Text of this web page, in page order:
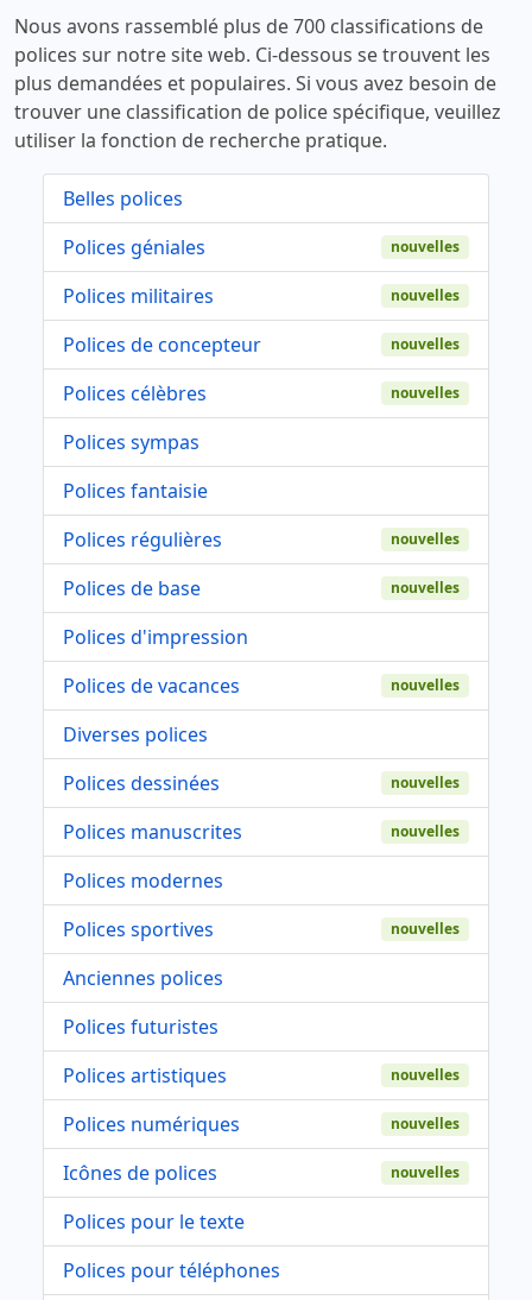
Nous avons rassemblé plus de 700 classifications de
polices sur notre site web. Ci-dessous se trouvent les
plus demandées et populaires. Si vous avez besoin de
trouver une classification de police spécifique, veuillez
utiliser la fonction de recherche pratique.
Belles polices
Polices géniales
nouvelles
Polices militaires nouvelles
Polices de concepteur nouvelles
Polices célèbres nouvelles
Polices sympas
Polices fantaisie
Polices régulières
nouvelles
Polices de base nouvelles
Polices d'impression
Polices de vacances
nouvelles
Diverses polices
Polices dessinées
nouvelles
Polices manuscrites nouvelles
Polices modernes
Polices sportives
nouvelles
Anciennes polices
Polices futuristes
Polices artistiques
nouvelles
Polices numériques nouvelles
Icônes de polices nouvelles
Polices pour le texte
Polices pour téléphones